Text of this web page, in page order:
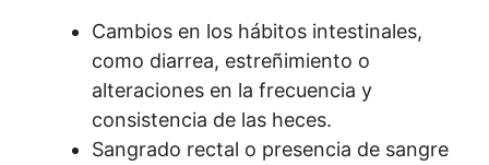
Cambios en los hábitos intestinales,
como diarrea, estreñimiento o
alteraciones en la frecuencia y
consistencia de las heces.
Sangrado rectal o presencia de sangre